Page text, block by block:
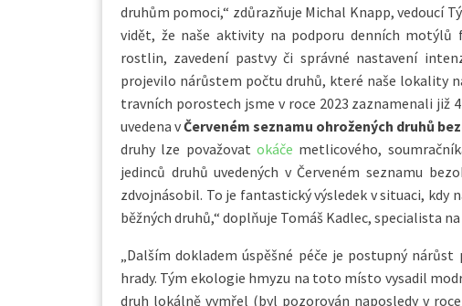
druhům pomoci,“ zdůrazňuje Michal Knapp, vedoucí
vidět, že naše aktivity na podporu denních motýlů
rostlin, zavedení pastvy či správné nastavení
projevilo nárůstem počtu druhů, které naše lokality
travních porostech jsme v roce 2023 zaznamenali
uvedena vČerveném seznamu ohrožených druhů
druhy lze považovat okáče metlicového,
jedinců druhů uvedených v Červeném seznamu
zdvojnásobil. To je fantastický výsledek v situaci, kdy
běžných druhů,“ doplňuje Tomáš Kadlec, specialista
„Dalším dokladem úspěšné péče je postupný
hrady. Tým ekologie hmyzu na toto místo vysadil
druh lokálně vymřel (byl pozorován naposledy v